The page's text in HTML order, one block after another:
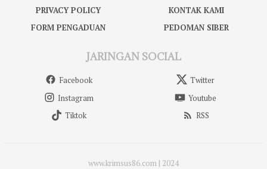
PRIVACY POLICY
KONTAK KAMI
FORM PENGADUAN
PEDOMAN SIBER
JARINGAN SOCIAL
Facebook
Twitter
Instagram
Youtube
Tiktok
RSS
www.krimsus86.com | 2024